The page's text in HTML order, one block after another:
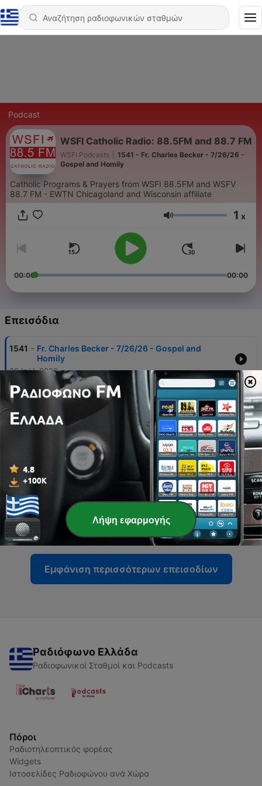
Podcast
WSFI Catholic Radio: 88.5FM and 88.7 FM
WSFI Podcasts
1541 - Fr. Charles Becker - 7/26/26 -
Gospel and Homily
Catholic Programs & Prayers from WSFI 88.5FM and WSFV
88.7 FM - EWTN Chicagoland and Wisconsin affiliate
Ένταση 1 x
00:00 00:00
Επεισόδια
1541 - Fr. Charles Becker - 7/26/26 - Gospel and
Homily
29 Ιούλ 2026
1540 - Chat with Pat and Ray - Ep. 1 - A.J. Pierzynski
Marian Hour w/Fr. Dwight Campbell - 7/22/26
1538 - US Grace Force - 7/9/26
10 Ιούλ 2026
1537 - Deacons Roundtable - 6/24/26 - Dr. Kathy
Bisher
09 Ιούλ 2026
Εμφάνιση περισσότερων επεισοδίων
Ραδιόφωνο Ελλάδα
Ραδιοφωνικοί Σταθμοί και Podcasts
Πόροι
Ραδιοτηλεοπτικός φορέας
Widgets
Ιστοσελίδες Ραδιοφώνου ανά Χώρα
Λήψη εφαρμογής